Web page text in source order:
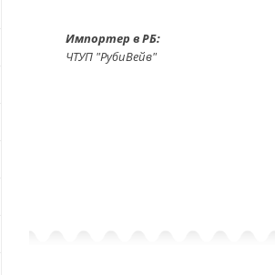
Импортер в РБ:
ЧТУП "РубиВейв"